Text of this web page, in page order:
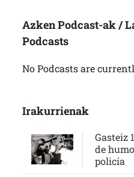
Azken Podcast-ak /
Podcasts
No Podcasts are
Irakurrienak
Gasteiz
de
policía